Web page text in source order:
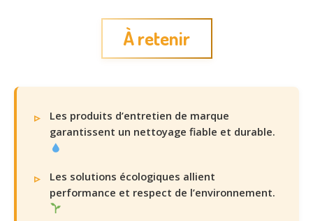
À retenir
Les produits d’entretien de marque
garantissent un nettoyage fiable et durable.
Les solutions écologiques allient
performance et respect de l’environnement.